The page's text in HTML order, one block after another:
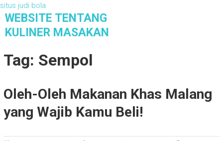
situs judi bola
WEBSITE TENTANG
KULINER MASAKAN
Tag: Sempol
Oleh-Oleh Makanan Khas Malang
yang Wajib Kamu Beli!